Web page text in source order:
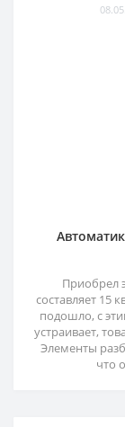
Приобрел
составляет 15
подошло, с
устраивает,
Элементы
что